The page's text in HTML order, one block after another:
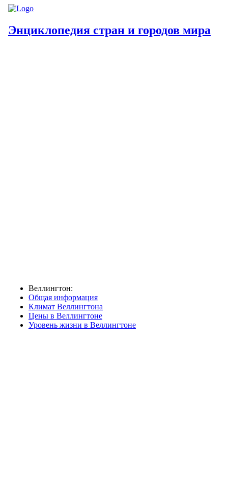
Энциклопедия стран и городов мира
Веллингтон:
Общая информация
Климат Веллингтона
Цены в Веллингтоне
Уровень жизни в Веллингтоне